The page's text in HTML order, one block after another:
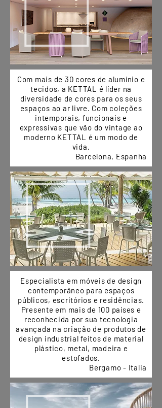
Com mais de 30 cores de alumínio e
tecidos, a KETTAL é líder na
diversidade de cores para os seus
espaços ao ar livre. Com coleções
intemporais, funcionais e
expressivas que vão do vintage ao
moderno KETTAL é um modo de
vida.
Barcelona, Espanha
Especialista em móveis de design
contemporâneo para espaços
públicos, escritórios e residências.
Presente em mais de 100 países e
reconhecida por sua tecnologia
avançada na criação de produtos de
design industrial feitos de material
plástico, metal, madeira e
estofados.
Bergamo - Italia